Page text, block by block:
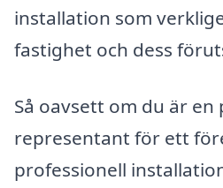
installation som
fastighet och dess
Så oavsett om du är
representant för ett
professionell